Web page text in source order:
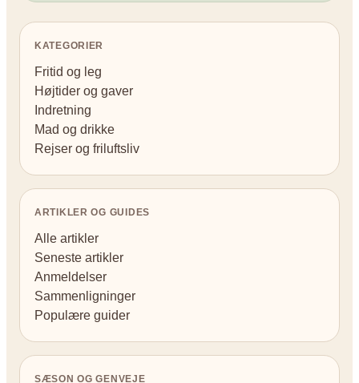
KATEGORIER
Fritid og leg
Højtider og gaver
Indretning
Mad og drikke
Rejser og friluftsliv
ARTIKLER OG GUIDES
Alle artikler
Seneste artikler
Anmeldelser
Sammenligninger
Populære guider
SÆSON OG GENVEJE